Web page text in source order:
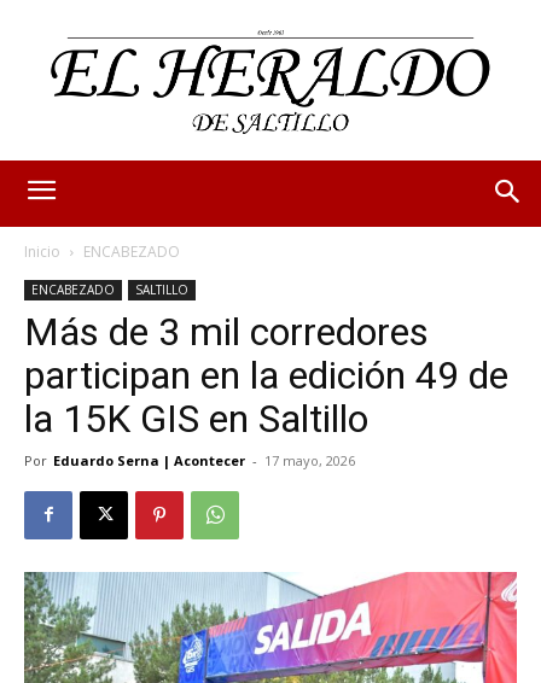
Inicio ENCABEZADO
ENCABEZADO SALTILLO
Más de 3 mil corredores
participan en la edición 49 de
la 15K GIS en Saltillo
Por Eduardo Serna | Acontecer - 17 mayo, 2026